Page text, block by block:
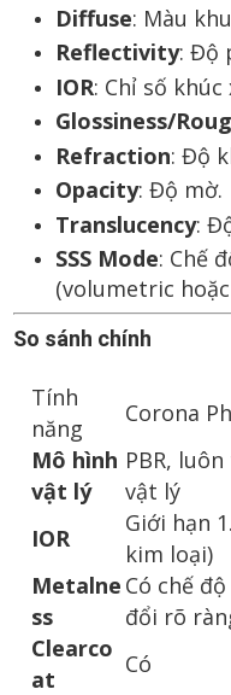
Diffuse: Màu
Reflectivity: Độ
IOR: Chỉ số
Glossiness/
Refraction: Độ
Opacity: Độ mờ.
Translucency:
SSS Mode: Chế
(volumetric
So sánh chính
Tính
năng
Corona
Mô hình
vật lý
PBR,
vật lý
IOR
Giới hạn
kim loại)
Metalne
ss
Có chế
đổi rõ
Clearco
at
Có